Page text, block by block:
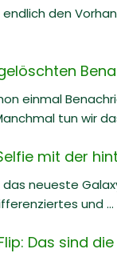
den
einmal
tun wir
mit der
neueste
und ...
Das sind